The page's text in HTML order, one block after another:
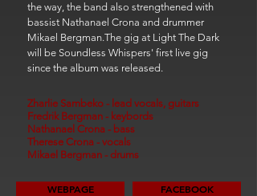
the way, the band also strengthened with
bassist Nathanael Crona and drummer
Mikael Bergman.The gig at Light The Dark
will be Soundless Whispers' first live gig
since the album was released.
Zharlie Sambeko - lead vocals, guitars
Fredrik Bergman - keybords
Nathanael Crona - bass
Therese Crona - vocals
Mikael Bergman - drums
WEBPAGE FACEBOOK